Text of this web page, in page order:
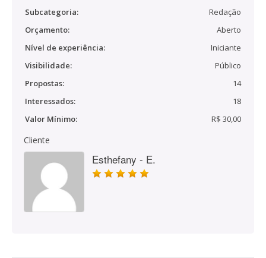
Subcategoria:
Redação
Orçamento:
Aberto
Nível de experiência:
Iniciante
Visibilidade:
Público
Propostas:
14
Interessados:
18
Valor Mínimo:
R$ 30,00
Cliente
Esthefany - E.